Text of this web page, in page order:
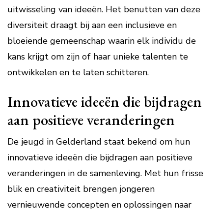
uitwisseling van ideeën. Het benutten van deze
diversiteit draagt bij aan een inclusieve en
bloeiende gemeenschap waarin elk individu de
kans krijgt om zijn of haar unieke talenten te
ontwikkelen en te laten schitteren.
Innovatieve ideeën die bijdragen
aan positieve veranderingen
De jeugd in Gelderland staat bekend om hun
innovatieve ideeën die bijdragen aan positieve
veranderingen in de samenleving. Met hun frisse
blik en creativiteit brengen jongeren
vernieuwende concepten en oplossingen naar